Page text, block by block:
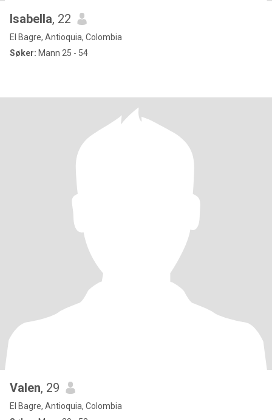
Isabella, 22
El Bagre, Antioquia, Colombia
Søker: Mann 25 - 54
Valen, 29
El Bagre, Antioquia, Colombia